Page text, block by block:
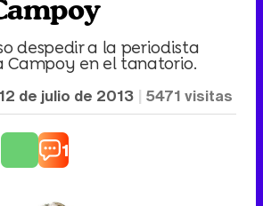
despedir a la periodista
Campoy en el tanatorio.
12 de julio de 2013 5471 visitas
1